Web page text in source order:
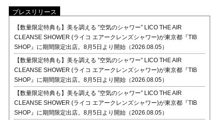
プレスリリース
【数量限定特典も】美を調える ”空気のシャワー” LICO THE AIR
CLEANSE SHOWER (ライコ エアークレンズシャワー)が東京都『TIB
SHOP』に期間限定出店。8月5日より開始（2026.08.05）
【数量限定特典も】美を調える ”空気のシャワー” LICO THE AIR
CLEANSE SHOWER (ライコ エアークレンズシャワー)が東京都『TIB
SHOP』に期間限定出店。8月5日より開始（2026.08.05）
【数量限定特典も】美を調える ”空気のシャワー” LICO THE AIR
CLEANSE SHOWER (ライコ エアークレンズシャワー)が東京都『TIB
SHOP』に期間限定出店。8月5日より開始（2026.08.05）